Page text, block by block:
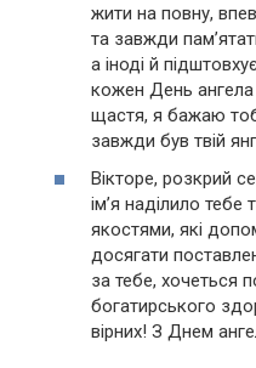
жити на повну,
та завжди
а іноді й
кожен День ангела
щастя, я бажаю
завжди був твій
Вікторе, розкрий
ім’я наділило
якостями, які
досягати
за тебе, хочеться
богатирського
вірних! З Днем